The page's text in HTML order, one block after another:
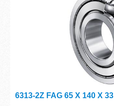
6313-2Z FAG 65 X 140 X 33